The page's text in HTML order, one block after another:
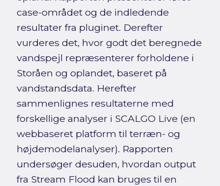
case-området og de indledende
resultater fra pluginet. Derefter
vurderes det, hvor godt det beregnede
vandspejl repræsenterer forholdene i
Storåen og oplandet, baseret på
vandstandsdata. Herefter
sammenlignes resultaterne med
forskellige analyser i SCALGO Live (en
webbaseret platform til terræn- og
højdemodelanalyser). Rapporten
undersøger desuden, hvordan output
fra Stream Flood kan bruges til en